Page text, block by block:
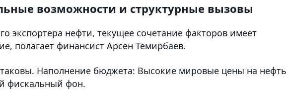
возможности и структурные вызовы
экспортера нефти, текущее сочетание факторов имеет
полагает финансист Арсен Темирбаев.
Наполнение бюджета: Высокие мировые цены на нефть
фискальный фон.